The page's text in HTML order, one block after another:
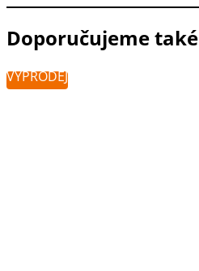
Doporučujeme také
VÝPRODEJ